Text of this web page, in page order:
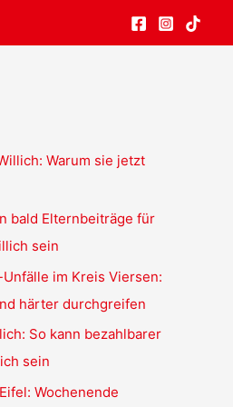
Warum sie jetzt
bald Elternbeiträge für
sein
im Kreis Viersen:
härter durchgreifen
So kann bezahlbarer
sein
Wochenende